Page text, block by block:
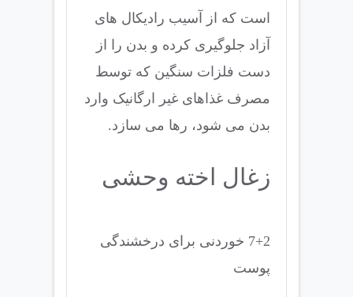
است که از آسیب رادیکال های
آزاد جلوگیری کرده و بدن را از
دست فلزات سنگین که توسط
مصرف غذاهای غیر ارگانیک وارد
بدن می شود، رها می سازد.
زغال اخته وحشی
7+2 خوردنی برای درخشندگی
پوست